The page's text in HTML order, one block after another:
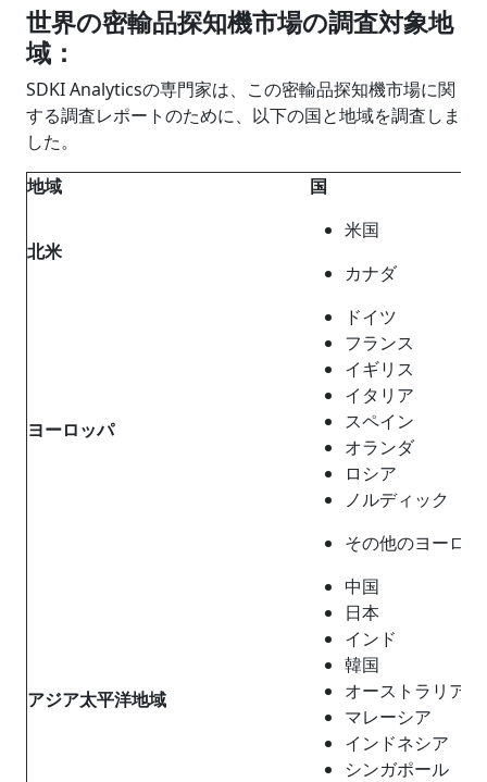
世界の密輸品探知機市場の調査対象地
域：
SDKI Analyticsの専門家は、この密輸品探知機市場に関
する調査レポートのために、以下の国と地域を調査しま
した。
地域
国
北米
米国
カナダ
ヨーロッパ
ドイツ
フランス
イギリス
イタリア
スペイン
オランダ
ロシア
ノルディック
その他のヨーロ
アジア太平洋地域
中国
日本
インド
韓国
オーストラリア
マレーシア
インドネシア
シンガポール